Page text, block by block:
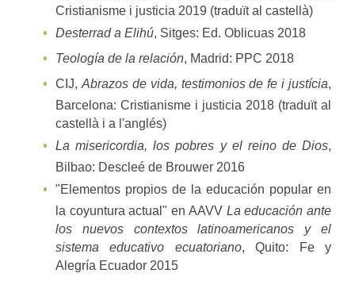
Cristianisme i justicia 2019 (traduït al castellà)
Desterrad a Elihú, Sitges: Ed. Oblicuas 2018
Teología de la relación, Madrid: PPC 2018
CIJ, Abrazos de vida, testimonios de fe i justícia,
Barcelona: Cristianisme i justicia 2018 (traduït al
castellà i a l'anglés)
La misericordia, los pobres y el reino de Dios,
Bilbao: Descleé de Brouwer 2016
"Elementos propios de la educación popular en
la coyuntura actual" en AAVV La educación ante
los nuevos contextos latinoamericanos y el
sistema educativo ecuatoriano, Quito: Fe y
Alegría Ecuador 2015